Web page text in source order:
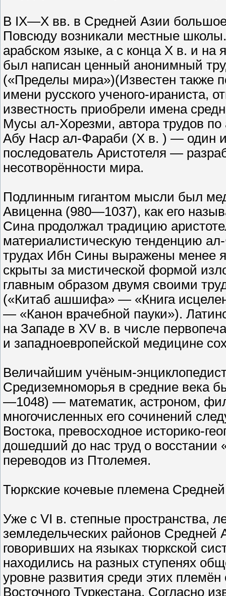
В IX—X вв. в Средней Азии
Повсюду возникали местные
арабском языке, а с конца X в. и на
был написан ценный анонимный
(«Пределы мира»)(Известен также
имени русского ученого-ираниста,
известность приобрели имена
Мусы ал-Хорезми, автора трудов
Абу Наср ал-Фараби (X в. ) — один
последователь Аристотеля —
несотворённости мира.
Подлинным гигантом мысли был
Авиценна (980—1037), как его
Сина продолжал традицию
материалистическую тенденцию
трудах Ибн Сины выражены менее
скрыты за мистической формой
главным образом двумя своими
(«Китаб ашшифа» — «Книга
— «Канон врачебной пауки»).
на Западе в XV в. в числе
и западноевропейской медицине
Величайшим учёным-
Средиземноморья в средние века
—1048) — математик, астроном,
многочисленных его сочинений
Востока, превосходное историко-
дошедший до нас труд о восстании
переводов из Птолемея.
Тюркские кочевые племена
Уже с VI в. степные пространства,
земледельческих районов
говоривших на языках тюркской
находились на разных ступенях
уровне развития среди этих
Восточного Туркестана. Согласно